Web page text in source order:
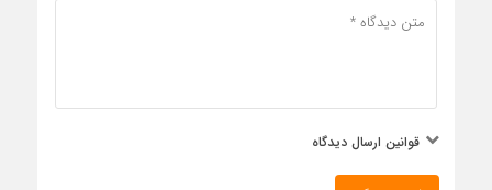
قوانین ارسال دیدگاه